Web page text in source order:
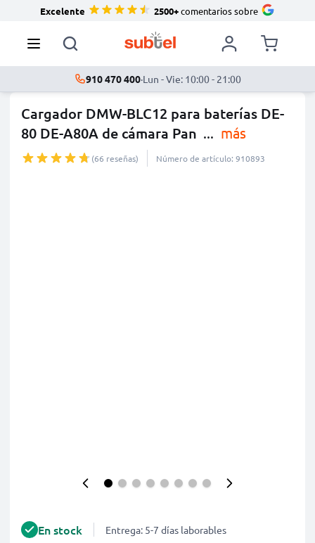
Excelente 2500+comentarios sobre
910 470 400·Lun - Vie: 10:00 - 21:00
Cargador DMW-BLC12 para baterías DE-
80 DE-A80A de cámara Pan ... más
(66 reseñas) Número de artículo: 910893
En stock Entrega: 5-7 días laborables